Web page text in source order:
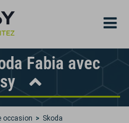
Fabia avec
occasion
Skoda